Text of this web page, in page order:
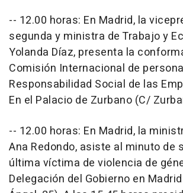
-- 12.00 horas: En Madrid, la
segunda y ministra de Trabajo y
Yolanda Díaz, presenta la
Comisión Internacional de
Responsabilidad Social de las
En el Palacio de Zurbano (C/
-- 12.00 horas: En Madrid, la
Ana Redondo, asiste al minuto de
última víctima de violencia de
Delegación del Gobierno en